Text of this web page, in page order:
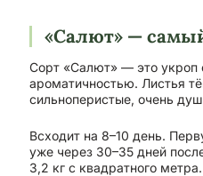
«Салют» —
Сорт «Салют» — это укроп
ароматичностью. Листья
сильноперистые, очень
Всходит на 8–10 день.
уже через 30–35 дней
3,2 кг с квадратного метра.